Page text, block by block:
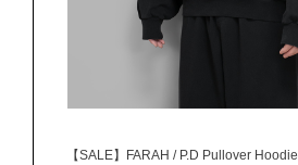
【SALE】FARAH / P.D Pullover Hoodie